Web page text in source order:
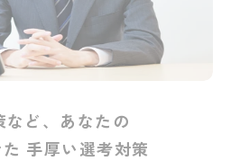
など、あなたの
手厚い選考対策